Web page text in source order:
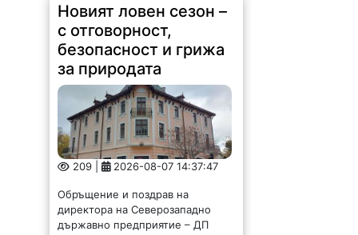
Новият ловен сезон –
с отговорност,
безопасност и грижа
за природата
209 | 2026-08-07 14:37:47
Обръщение и поздрав на
директора на Северозападно
държавно предприятие – ДП